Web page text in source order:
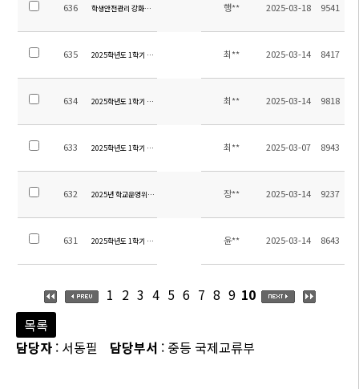
636 학생안전관리 강화를 위한 학교 출입제한 안내 행** 2025-03-18 9541
635 2025학년도 1학기 중등 자기주도학습 개강 및 석식비 납부 안내
최** 2025-03-14 8417
634 2025학년도 1학기 중등 방과후학교 개강 및 석식비 납부 안내
최** 2025-03-14 9818
633 2025학년도 1학기 중등 방과후학교 및 자기주도학습 신청 안내
최** 2025-03-07 8943
632 2025년 학교운영위원회 교원위원 당선 안내 장** 2025-03-14 9237
631 2025학년도 1학기 초등 방과후학교 수강료 납부 안내
윤** 2025-03-14 8643
1 2 3 4 5 6 7 8 9 10
목록
담당자 : 서동필 담당부서 : 중등 국제교류부